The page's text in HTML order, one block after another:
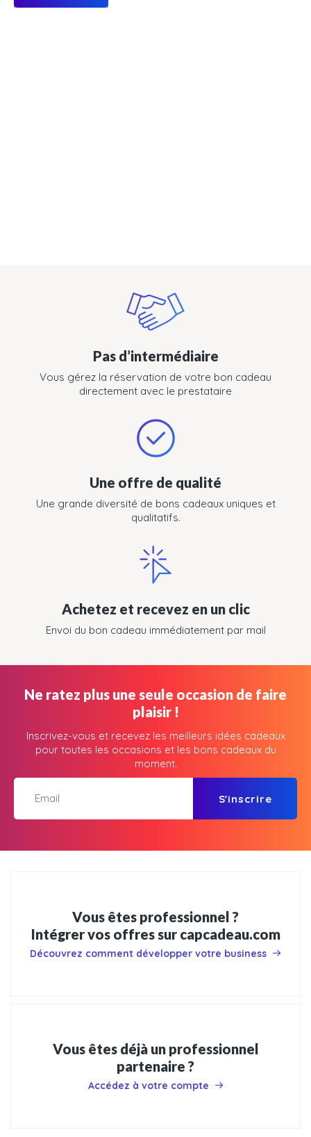
Pas d’intermédiaire
Vous gérez la réservation de votre bon cadeau
directement avec le prestataire
Une offre de qualité
Une grande diversité de bons cadeaux uniques et
qualitatifs.
Achetez et recevez en un clic
Envoi du bon cadeau immédiatement par mail
Ne ratez plus une seule occasion de faire
plaisir !
Inscrivez-vous et recevez les meilleurs idées cadeaux
pour toutes les occasions et les bons cadeaux du
moment.
S'inscrire
Vous êtes professionnel ?
Intégrer vos offres sur capcadeau.com
Découvrez comment développer votre business
Vous êtes déjà un professionnel
partenaire ?
Accédez à votre compte